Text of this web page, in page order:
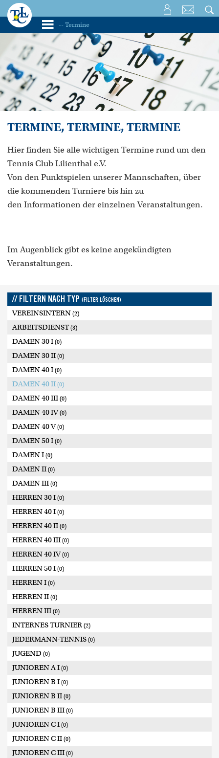
TERMINE, TERMINE, TERMINE
Hier finden Sie alle wichtigen Termine rund um den
Tennis Club Lilienthal e.V.
Von den Punktspielen unserer Mannschaften, über
die kommenden Turniere bis hin zu
den Informationen der einzelnen Veranstaltungen.
Im Augenblick gibt es keine angekündigten
Veranstaltungen.
// FILTERN NACH TYP (FILTER LÖSCHEN)
VEREINSINTERN (2)
ARBEITSDIENST(3)
DAMEN 30 I (0)
DAMEN 30 II (0)
DAMEN 40 I (0)
DAMEN 40 II (0)
DAMEN 40 III (0)
DAMEN 40 IV(0)
DAMEN 40 V(0)
DAMEN 50 I (0)
DAMEN I (0)
DAMEN II (0)
DAMEN III (0)
HERREN 30 I (0)
HERREN 40 I (0)
HERREN 40 II (0)
HERREN 40 III (0)
HERREN 40 IV(0)
HERREN 50 I (0)
HERREN I (0)
HERREN II (0)
HERREN III (0)
INTERNES TURNIER (2)
JEDERMANN-TENNIS (0)
JUGEND (0)
JUNIOREN A I (0)
JUNIOREN B I (0)
JUNIOREN B II (0)
JUNIOREN B III (0)
JUNIOREN C I (0)
JUNIOREN C II (0)
JUNIOREN C III (0)